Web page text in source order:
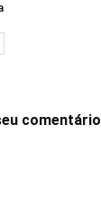
comentário